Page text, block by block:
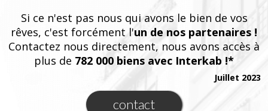
Si ce n'est pas nous qui avons le bien de vos
rêves, c'est forcément l'un de nos partenaires !
Contactez nous directement, nous avons accès à
plus de 782 000 biens avec Interkab !*
contact
Juillet 2023